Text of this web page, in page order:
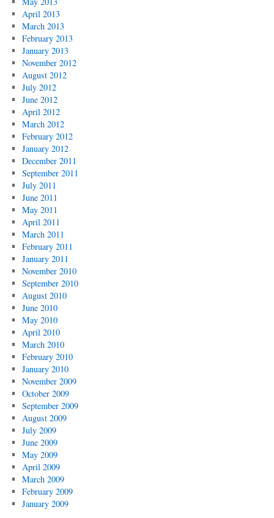
April 2013
March 2013
February 2013
January 2013
November 2012
August 2012
July 2012
June 2012
April 2012
March 2012
February 2012
January 2012
December 2011
September 2011
July 2011
June 2011
May 2011
April 2011
March 2011
February 2011
January 2011
November 2010
September 2010
August 2010
June 2010
May 2010
April 2010
March 2010
February 2010
January 2010
November 2009
October 2009
September 2009
August 2009
July 2009
June 2009
May 2009
April 2009
March 2009
February 2009
January 2009